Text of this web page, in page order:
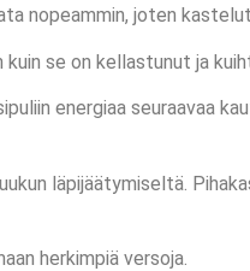
nopeammin, joten
se on kellastunut ja
energiaa seuraavaa
läpijäätymiseltä.
herkimpiä versoja.